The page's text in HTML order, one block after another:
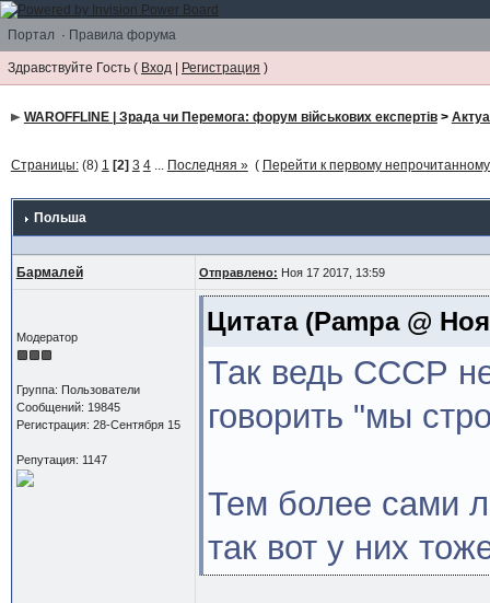
Портал · Правила форума
Здравствуйте Гость ( Вход | Регистрация )
WAROFFLINE | Зрада чи Перемога: форум військових експертів>
Страницы:(8) 1 [2] 3 4... Последняя » ( Перейти к первому
Польша
Бармалей Отправлено: Ноя 17 2017, 13:59
Модератор
Группа: Пользователи
Сообщений: 19845
Регистрация: 28-Сентября 15
Репутация: 1147
Цитата(Pampa @
Так ведь СССР
говорить "мы
Тем более сами
так вот у них